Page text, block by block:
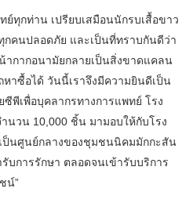
ย์ทุกท่าน เปรียบเสมือนนักรบเสื้อขาว
กคนปลอดภัย และเป็นที่ทราบกันดีว่า
กากอนามัยกลายเป็นสิ่งขาดแคลน
าซื้อได้ วันนี้เราจึงมีความยินดีเป็น
พีเพื่อบุคลากรทางการแพทย์ โรง
นวน 10,000 ชิ้น มามอบให้กับโรง
ป็นศูนย์กลางของชุมชนนิคมมักกะสัน
บการรักษา ตลอดจนเข้ารับบริการ
น์”